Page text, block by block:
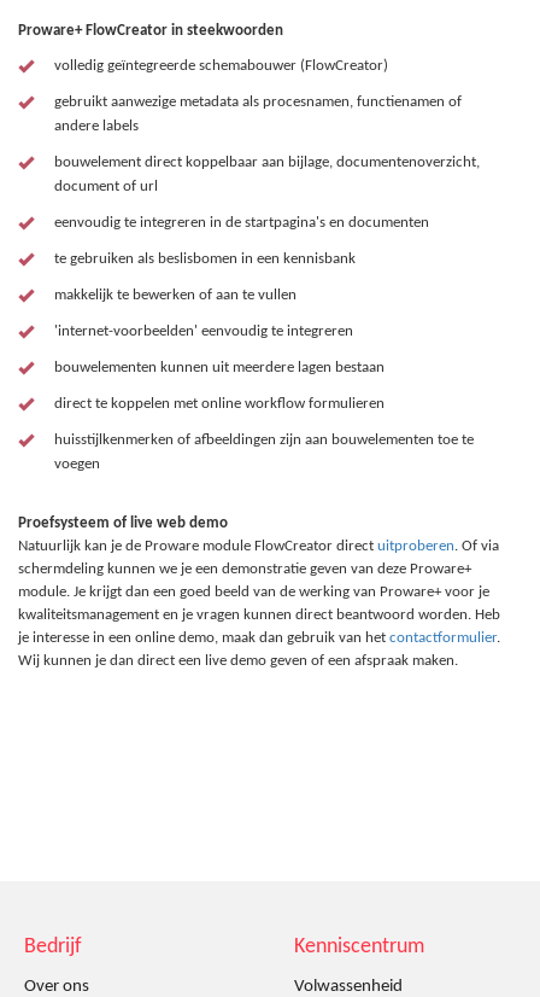
Proware+ FlowCreator in steekwoorden
volledig geïntegreerde schemabouwer (FlowCreator)
gebruikt aanwezige metadata als procesnamen, functienamen of
andere labels
bouwelement direct koppelbaar aan bijlage, documentenoverzicht,
document of url
eenvoudig te integreren in de startpagina's en documenten
te gebruiken als beslisbomen in een kennisbank
makkelijk te bewerken of aan te vullen
'internet-voorbeelden' eenvoudig te integreren
bouwelementen kunnen uit meerdere lagen bestaan
direct te koppelen met online workflow formulieren
huisstijlkenmerken of afbeeldingen zijn aan bouwelementen toe te
voegen
Proefsysteem of live web demo
Natuurlijk kan je de Proware module FlowCreator direct uitproberen. Of via
schermdeling kunnen we je een demonstratie geven van deze Proware+
module. Je krijgt dan een goed beeld van de werking van Proware+ voor je
kwaliteitsmanagement en je vragen kunnen direct beantwoord worden. Heb
je interesse in een online demo, maak dan gebruik van het contactformulier.
Wij kunnen je dan direct een live demo geven of een afspraak maken.
Bedrijf
Over ons
Kenniscentrum
Volwassenheid